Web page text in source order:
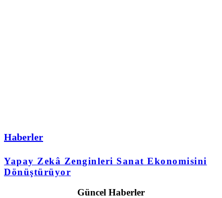
Haberler
Yapay Zekâ Zenginleri Sanat Ekonomisini
Dönüştürüyor
Güncel Haberler